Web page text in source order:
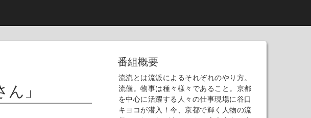
」
番組概要
流流とは流派によるそれぞれのやり方。
流儀。物事は種々様々であること。京都
を中心に活躍する人々の仕事現場に谷口
キヨコが潜入！今、京都で輝く人物の流